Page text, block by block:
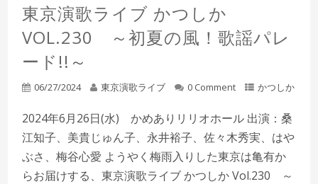
東京演歌ライブ かつしか
VOL.230 ～初夏の風！歌謡パレ
ード!!～
06/27/2024 東京演歌ライブ 0 Comment かつしか
2024年6月26日(水) かめありリリオホール 出演：桑
江知子、美貴じゅん子、永井裕子、佐々木秀実、はや
ぶさ、梅谷心愛 ようやく梅雨入りした東京は亀有か
らお届けする、東京演歌ライブ かつしか Vol.230 ～